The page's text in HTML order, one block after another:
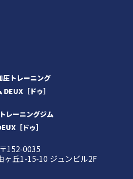
レーニングジム
［ドゥ］
〒152-0035
ヶ丘1-15-10 ジュンビル2F